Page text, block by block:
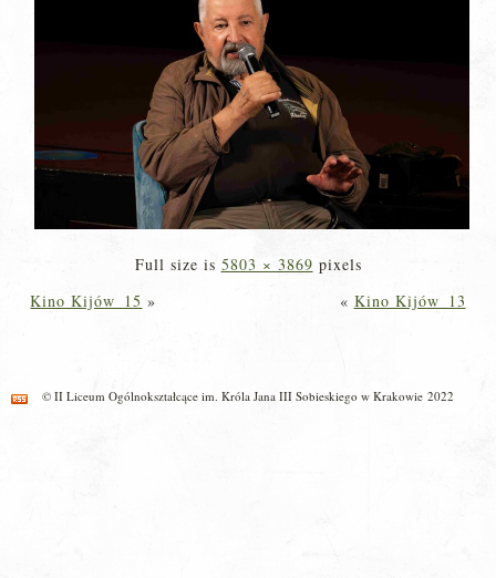
Full size is 5803 × 3869 pixels
Kino Kijów_15 » « Kino Kijów_13
© II Liceum Ogólnokształcące im. Króla Jana III Sobieskiego w Krakowie 2022